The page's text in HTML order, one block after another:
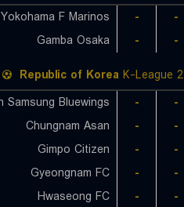
Yokohama F Marinos
- -
Gamba Osaka
- -
Republic of Korea K-League 2
- -
Chungnam Asan
- -
Gimpo Citizen
- -
Gyeongnam FC
- -
Hwaseong FC
- -